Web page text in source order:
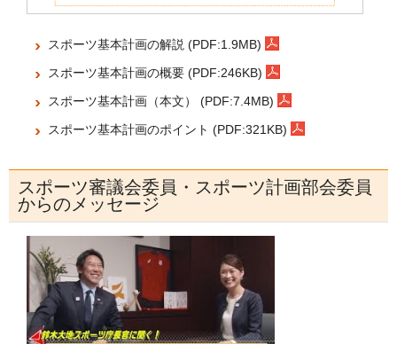
スポーツ基本計画の解説 (PDF:1.9MB)
スポーツ基本計画の概要 (PDF:246KB)
スポーツ基本計画（本文） (PDF:7.4MB)
スポーツ基本計画のポイント (PDF:321KB)
スポーツ審議会委員・スポーツ計画部会委員
からのメッセージ